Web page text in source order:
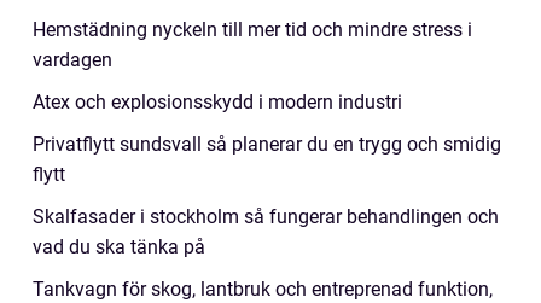
Hemstädning nyckeln till mer tid och mindre stress i
vardagen
Atex och explosionsskydd i modern industri
Privatflytt sundsvall så planerar du en trygg och smidig
flytt
Skalfasader i stockholm så fungerar behandlingen och
vad du ska tänka på
Tankvagn för skog, lantbruk och entreprenad funktion,